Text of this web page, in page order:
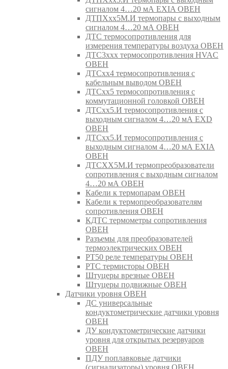
сигналом 4…20 мА EXIA ОВЕН
ДТПХхх5М.И термопары с выходным
сигналом 4…20 мА ОВЕН
ДТС термосопротивления для
измерения температуры воздуха ОВЕН
ДТС3ххх термосопротивления HVAC
ОВЕН
ДТСхх4 термосопротивления с
кабельным выводом ОВЕН
ДТСхх5 термосопротивления с
коммутационной головкой ОВЕН
ДТСхх5.И термосопротивления с
выходным сигналом 4…20 мА EXD
ОВЕН
ДТСхх5.И термосопротивления с
выходным сигналом 4…20 мА EXIA
ОВЕН
ДТСХХ5М.И термопреобразователи
сопротивления с выходным сигналом
4…20 мА ОВЕН
Кабели к термопарам ОВЕН
Кабели к термопреобразователям
сопротивления ОВЕН
КДТС термометры сопротивления
ОВЕН
Разъемы для преобразователей
термоэлектрических ОВЕН
РТ50 реле температуры ОВЕН
РТС термисторы ОВЕН
Штуцеры врезные ОВЕН
Штуцеры подвижные ОВЕН
Датчики уровня ОВЕН
ДС универсальные
кондуктометрические датчики уровня
ОВЕН
ДУ кондуктометрические датчики
уровня для открытых резервуаров
ОВЕН
ПДУ поплавковые датчики
(сигнализаторы) уровня ОВЕН